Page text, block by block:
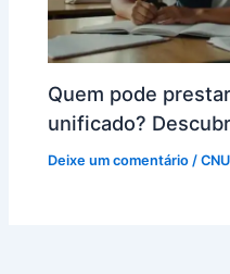
Quem pode
unificado?
Deixe um comentário /CNU